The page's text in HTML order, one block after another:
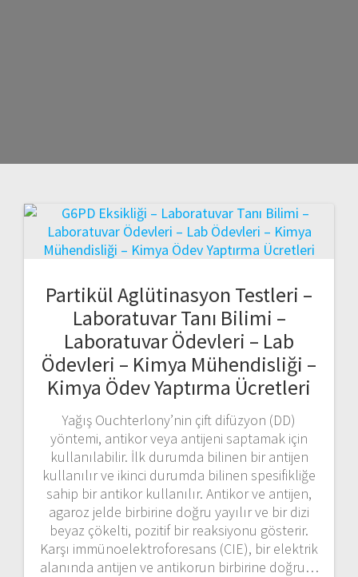
Partikül Aglütinasyon Testleri –
Laboratuvar Tanı Bilimi –
Laboratuvar Ödevleri – Lab
Ödevleri – Kimya Mühendisliği –
Kimya Ödev Yaptırma Ücretleri
Yağış Ouchterlony’nin çift difüzyon (DD)
yöntemi, antikor veya antijeni saptamak için
kullanılabilir. İlk durumda bilinen bir antijen
kullanılır ve ikinci durumda bilinen spesifikliğe
sahip bir antikor kullanılır. Antikor ve antijen,
agaroz jelde birbirine doğru yayılır ve bir dizi
beyaz çökelti, pozitif bir reaksiyonu gösterir.
Karşı immünoelektroforesans (CIE), bir elektrik
alanında antijen ve antikorun birbirine doğru…